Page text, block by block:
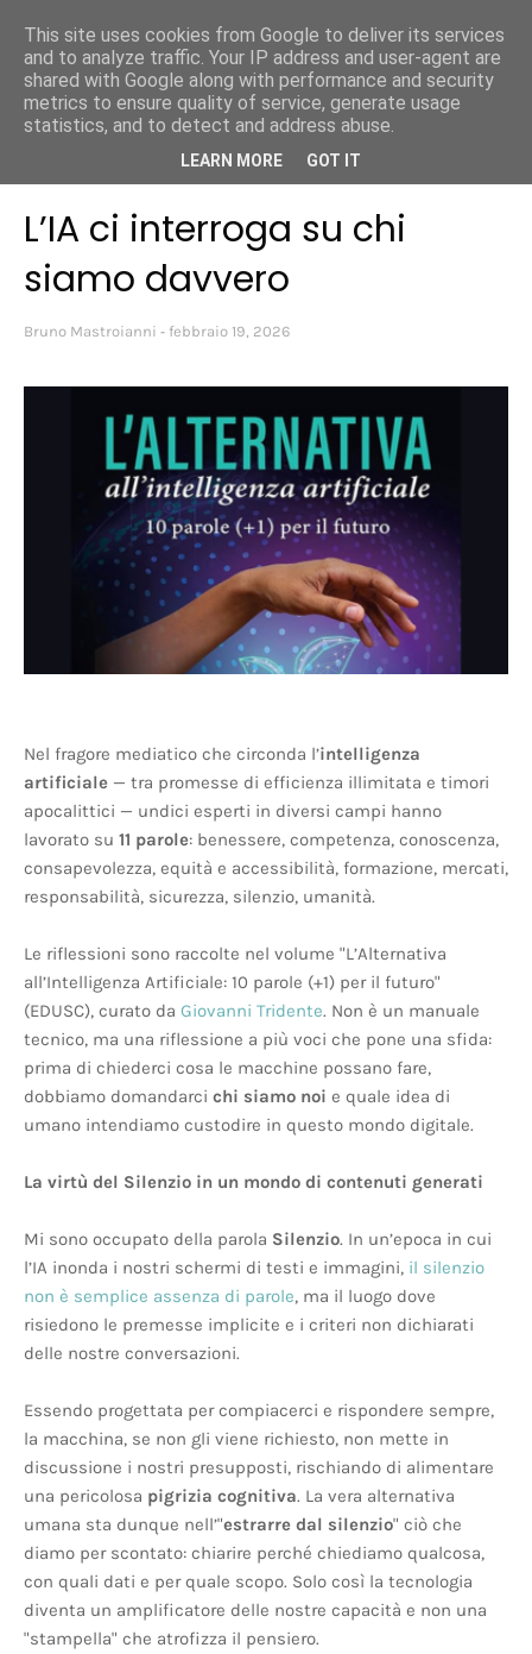
Bruno Mastroianni
L’IA ci interroga su chi
siamo davvero
Bruno Mastroianni febbraio 19, 2026
Nel fragore mediatico che circonda l’intelligenza
artificiale — tra promesse di efficienza illimitata e timori
apocalittici — undici esperti in diversi campi hanno
lavorato su 11 parole: benessere, competenza, conoscenza,
consapevolezza, equità e accessibilità, formazione, mercati,
responsabilità, sicurezza, silenzio, umanità.
Le riflessioni sono raccolte nel volume "L’Alternativa
all’Intelligenza Artificiale: 10 parole (+1) per il futuro"
(EDUSC), curato da Giovanni Tridente. Non è un manuale
tecnico, ma una riflessione a più voci che pone una sfida:
prima di chiederci cosa le macchine possano fare,
dobbiamo domandarci chi siamo noi e quale idea di
umano intendiamo custodire in questo mondo digitale.
La virtù del Silenzio in un mondo di contenuti generati
Mi sono occupato della parola Silenzio. In un’epoca in cui
l’IA inonda i nostri schermi di testi e immagini, il silenzio
non è semplice assenza di parole, ma il luogo dove
risiedono le premesse implicite e i criteri non dichiarati
delle nostre conversazioni.
Essendo progettata per compiacerci e rispondere sempre,
la macchina, se non gli viene richiesto, non mette in
discussione i nostri presupposti, rischiando di alimentare
una pericolosa pigrizia cognitiva. La vera alternativa
umana sta dunque nell’"estrarre dal silenzio" ciò che
diamo per scontato: chiarire perché chiediamo qualcosa,
con quali dati e per quale scopo. Solo così la tecnologia
diventa un amplificatore delle nostre capacità e non una
"stampella" che atrofizza il pensiero.
This site uses cookies from Google to deliver its services
and to analyze traffic. Your IP address and user-agent are
shared with Google along with performance and security
metrics to ensure quality of service, generate usage
statistics, and to detect and address abuse.
LEARN MORE GOT IT